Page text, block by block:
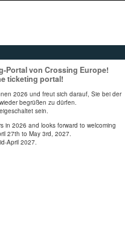
Portal von Crossing Europe!
ticketing portal!
2026 und freut sich darauf, Sie bei der
begrüßen zu dürfen.
sein.
in 2026 and looks forward to welcoming
27th to May 3rd, 2027.
April 2027.